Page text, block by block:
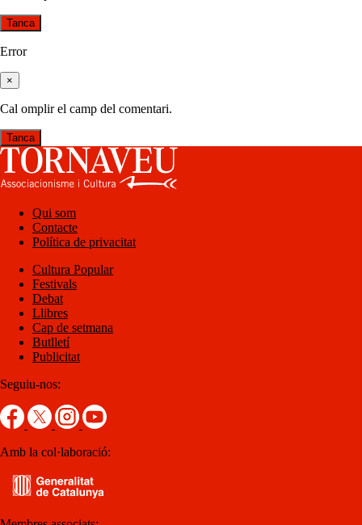
Tanca
Error
×
Cal omplir el camp del comentari.
Tanca
Qui som
Contacte
Política de privacitat
Cultura Popular
Festivals
Debat
Llibres
Cap de setmana
Butlletí
Publicitat
Seguiu-nos:
Amb la col·laboració: